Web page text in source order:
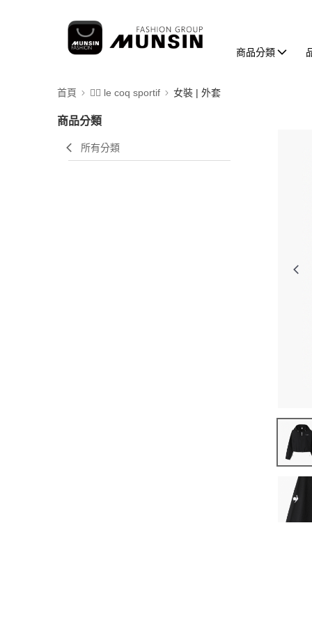
商品分類
首頁 🚴‍♂️ le coq sportif 女裝 | 外套
商品分類
所有分類